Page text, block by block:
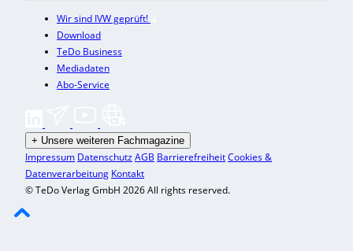
Wir sind IVW geprüft!
Download
TeDo Business
Mediadaten
Abo-Service
+ Unsere weiteren Fachmagazine
Impressum DatenschutzAGB BarrierefreiheitCookies &
Datenverarbeitung Kontakt
© TeDo Verlag GmbH 2026 All rights reserved.